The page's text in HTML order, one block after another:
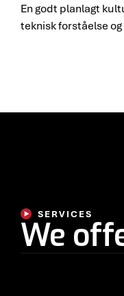
En godt planlagt
teknisk forståelse
SERVICES
We